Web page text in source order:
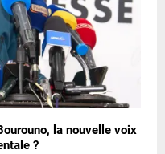
la nouvelle voix
?